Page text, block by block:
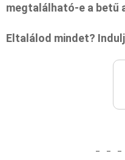
megtalálható-e a betű
Eltalálod mindet?